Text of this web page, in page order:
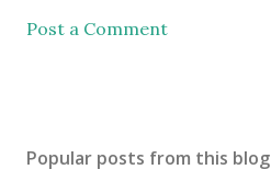
Post a Comment
Popular posts from this blog